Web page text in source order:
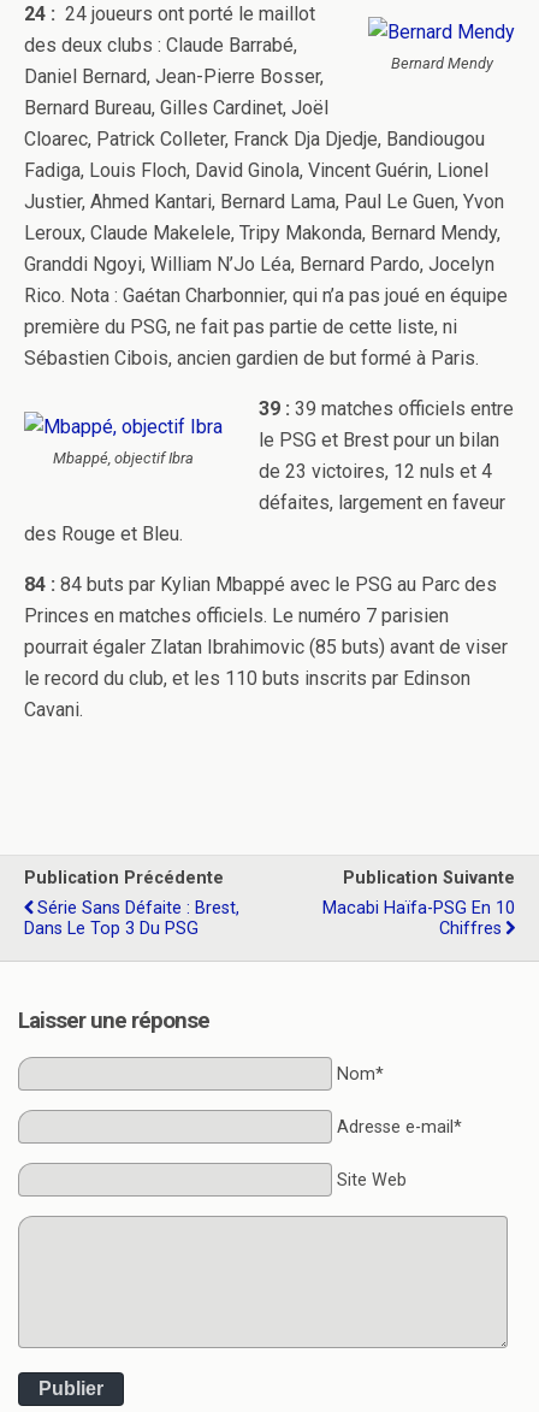
Bernard Mendy
24 : 24 joueurs ont porté le maillot
des deux clubs : Claude Barrabé,
Daniel Bernard, Jean-Pierre Bosser,
Bernard Bureau, Gilles Cardinet, Joël
Cloarec, Patrick Colleter, Franck Dja Djedje, Bandiougou
Fadiga, Louis Floch, David Ginola, Vincent Guérin, Lionel
Justier, Ahmed Kantari, Bernard Lama, Paul Le Guen, Yvon
Leroux, Claude Makelele, Tripy Makonda, Bernard Mendy,
Granddi Ngoyi, William N’Jo Léa, Bernard Pardo, Jocelyn
Rico. Nota : Gaétan Charbonnier, qui n’a pas joué en équipe
première du PSG, ne fait pas partie de cette liste, ni
Sébastien Cibois, ancien gardien de but formé à Paris.
Mbappé, objectif Ibra
39 : 39 matches officiels entre
le PSG et Brest pour un bilan
de 23 victoires, 12 nuls et 4
défaites, largement en faveur
des Rouge et Bleu.
84 : 84 buts par Kylian Mbappé avec le PSG au Parc des
Princes en matches officiels. Le numéro 7 parisien
pourrait égaler Zlatan Ibrahimovic (85 buts) avant de viser
le record du club, et les 110 buts inscrits par Edinson
Cavani.
Publication Précédente
Série Sans Défaite : Brest,
Dans Le Top 3 Du PSG
Publication Suivante
Macabi Haïfa-PSG En 10
Chiffres
Laisser une réponse
Nom*
Adresse e-mail*
Site Web
Publier